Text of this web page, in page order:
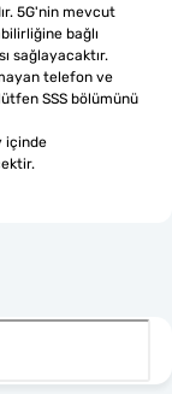
5G'nin mevcut
bağlı
sağlayacaktır.
telefon ve
SSS bölümünü
içinde